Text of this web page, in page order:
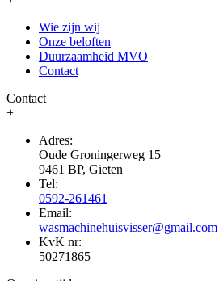
Wie zijn wij
Onze beloften
Duurzaamheid MVO
Contact
Contact
+
Adres:
Oude Groningerweg 15
9461 BP, Gieten
Tel:
0592-261461
Email:
wasmachinehuisvisser@gmail.com
KvK nr:
50271865